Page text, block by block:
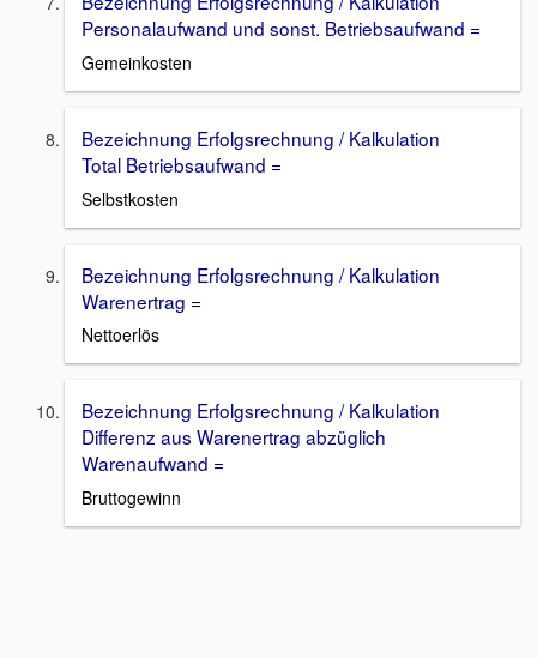
Personalaufwand und sonst. Betriebsaufwand =
Gemeinkosten
Bezeichnung Erfolgsrechnung / Kalkulation
Total Betriebsaufwand =
Selbstkosten
Bezeichnung Erfolgsrechnung / Kalkulation
Warenertrag =
Nettoerlös
Bezeichnung Erfolgsrechnung / Kalkulation
Differenz aus Warenertrag abzüglich
Warenaufwand =
Bruttogewinn